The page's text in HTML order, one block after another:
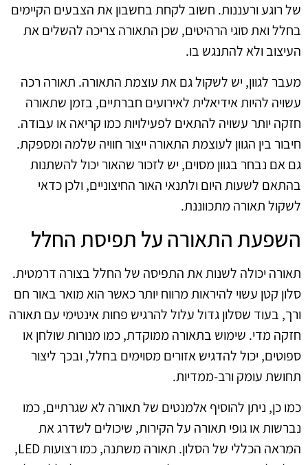
של רוגע ורעננות. חשוב לקחת בחשבון את הצבעים הקיימים
בחלל ואת סוגי הרהיטים, שכן התאורה צריכה להשלים את
העיצוב ולא להתנגש בו.
מעבר לגוון, יש לשקול גם את עוצמת התאורה. תאורה רכה
עשויה להיות אידיאלית לאירועים חברתיים, בזמן שתאורה
חזקה יותר עשויה להתאים לפעילויות כמו קריאה או עבודה.
חיבור בין הגוון לעוצמת התאורה ייצור חוויה שלמה ומספקת.
גם אם נבחר בגוון מסוים, יש לזכור שהאור יכול להשתנות
בהתאם לשעות היום ולתנאי האור החיצוניים, ולכן כדאי
לשקול תאורה מתכווננת.
השפעת התאורה על תפיסת החלל
תאורה יכולה לשנות את התפיסה של החלל בצורה דרמטית.
סלון קטן עשוי להיראות מרווח יותר כאשר הוא מואר באור חם
ורך, בעוד שסלון גדול עלול להרגיש פחות אינטימי עם תאורה
חזקה מדי. שימוש בתאורה ממוקדת, כמו מנורות שולחן או
ספוטים, יכול להדגיש אזורים מסוימים בחלל, ובכך ליצור
תחושת עומק ורב-ממדיות.
כמו כן, ניתן להוסיף אלמנטים של תאורה לא שגרתיים, כמו
נברשות או גופי תאורה על הקירות, שיכולים לשדרג את
המראה הכללי של הסלון. תאורה משתנה, כמו רצועות LED,